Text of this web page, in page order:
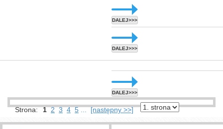
DALEJ>>>
DALEJ>>>
DALEJ>>>
Strona: 1 2 3 4 5 ... [następny >>]